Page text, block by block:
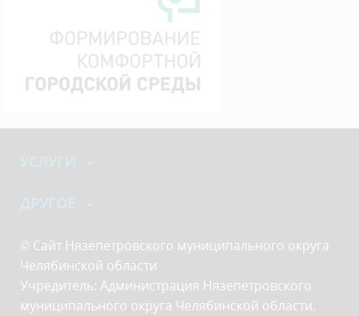
УСЛУГИ
ДРУГОЕ
© Сайт Нязепетровского муниципального округа
Челябинской области
Учредитель: Администрация Нязепетровского
муниципального округа Челябинской области.